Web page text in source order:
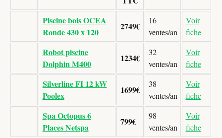
Piscine bois OCEA
Ronde 430 x 120
2749€
16
ventes/an
Voir
fiche
Robot piscine
Dolphin M400
1234€
32
ventes/an
Voir
fiche
Silverline FI 12 kW
Poolex
1699€
38
ventes/an
Voir
fiche
Spa Octopus 6
Places Netspa
799€
98
ventes/an
Voir
fiche